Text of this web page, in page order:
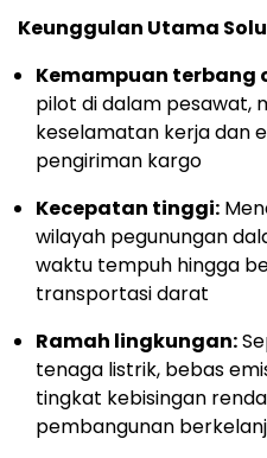
Keunggulan Utama
Kemampuan terbang
pilot di dalam pesawat,
keselamatan kerja dan
pengiriman kargo
Kecepatan tinggi:
wilayah pegunungan
waktu tempuh hingga
transportasi darat
Ramah lingkungan:
tenaga listrik, bebas
tingkat kebisingan
pembangunan